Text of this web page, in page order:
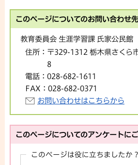
このページについてのお問い合わせ先
教育委員会 生涯学習課 氏家公民館
住所： 〒329-1312 栃木県さくら
8
電話： 028-682-1611
FAX： 028-682-0371
お問い合わせはこちらから
このページについてのアンケートに
このページは役に立ちましたか？